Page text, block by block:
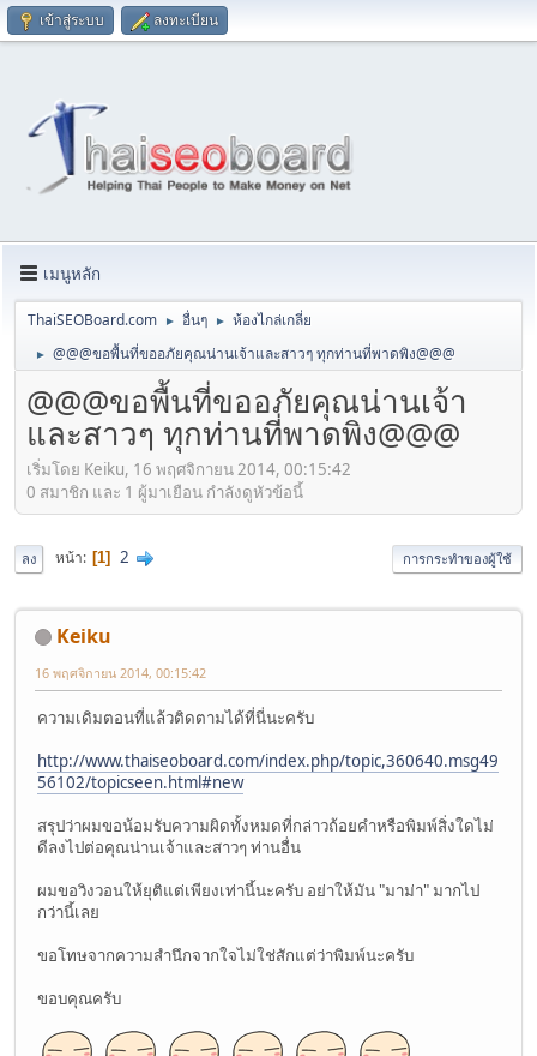
เข้าสู่ระบบ ลงทะเบียน
เมนูหลัก
ThaiSEOBoard.com ► อื่นๆ ► ห้องไกล่เกลี่ย
► @@@ขอพื้นที่ขออภัยคุณน่านเจ้าและสาวๆ ทุกท่านที่พาดพิง@@@
@@@ขอพื้นที่ขออภัยคุณน่านเจ้า
และสาวๆ ทุกท่านที่พาดพิง@@@
เริ่มโดย Keiku, 16 พฤศจิกายน 2014, 00:15:42
0 สมาชิก และ 1 ผู้มาเยือน กำลังดูหัวข้อนี้
ลง หน้า 1 2 การกระทำของผู้ใช้
Keiku
16 พฤศจิกายน 2014, 00:15:42
ความเดิมตอนที่แล้วติดตามได้ที่นี่นะครับ
http://www.thaiseoboard.com/index.php/topic,360640.msg49
56102/topicseen.html#new
สรุปว่าผมขอน้อมรับความผิดทั้งหมดที่กล่าวถ้อยคำหรือพิมพ์สิ่งใดไม่
ดีลงไปต่อคุณน่านเจ้าและสาวๆ ท่านอื่น
ผมขอวิงวอนให้ยุติแต่เพียงเท่านี้นะครับ อย่าให้มัน "มาม่า" มากไป
กว่านี้เลย
ขอโทษจากความสำนึกจากใจไม่ใช่สักแต่ว่าพิมพ์นะครับ
ขอบคุณครับ